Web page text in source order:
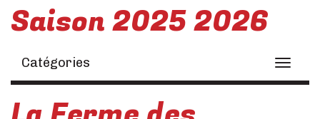
Saison 2025 2026
Toggle
Catégories